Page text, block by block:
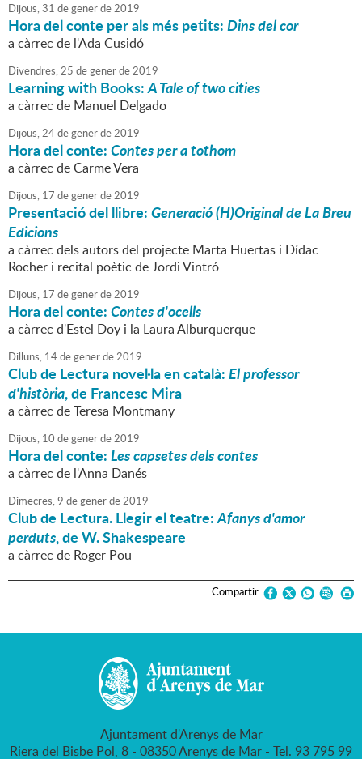
Dijous,31 degenerde2019
Hora del conte per als més petits:Dins del cor
a càrrec de l'Ada Cusidó
Divendres,25 degenerde2019
Learning with Books:A Tale of two cities
a càrrec de Manuel Delgado
Dijous,24degenerde2019
Hora del conte:Contes per a tothom
a càrrec de Carme Vera
Dijous, 17 degenerde2019
Presentació del llibre:Generació (H)Original de La Breu
Edicions
a càrrec dels autors del projecte Marta Huertas i Dídac
Rocher i recital poètic de Jordi Vintró
Dijous, 17 degenerde2019
Hora del conte:Contes d'ocells
a càrrec d'Estel Doy i la Laura Alburquerque
Dilluns, 14degenerde2019
Club de Lectura novel·la en català:El professor
d'història, de Francesc Mira
a càrrec de Teresa Montmany
Dijous, 10 degenerde2019
Hora del conte:Les capsetes dels contes
a càrrec de l'Anna Danés
Dimecres,9 degenerde2019
Club de Lectura. Llegir el teatre:Afanys d'amor
perduts, de W. Shakespeare
a càrrec de Roger Pou
Compartir
Ajuntament d'Arenys de Mar
Riera del Bisbe Pol, 8 - 08350 Arenys de Mar - Tel. 93 795 99